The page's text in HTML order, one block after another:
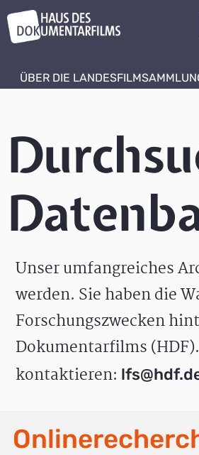
ÜBER DIE
Unser umfangreiches
werden. Sie haben die
Forschungszwecken
Dokumentarfilms
kontaktieren: